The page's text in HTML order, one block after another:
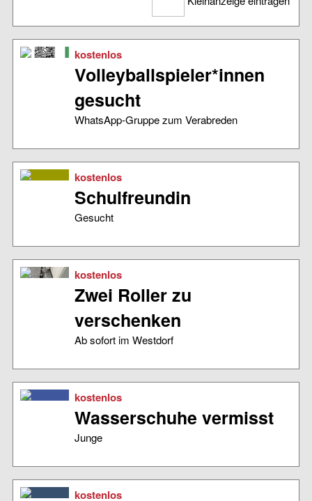
kostenlos
Volleyballspieler*innen
gesucht
WhatsApp-Gruppe zum Verabreden
kostenlos
Schulfreundin
Gesucht
kostenlos
Zwei Roller zu
verschenken
Ab sofort im Westdorf
kostenlos
Wasserschuhe vermisst
Junge
kostenlos